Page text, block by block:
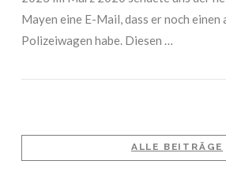
Mayen eine E-Mail, dass er noch einen
Polizeiwagen habe. Diesen …
ALLE BEITRÄGE